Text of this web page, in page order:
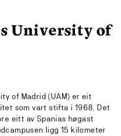
University of
of Madrid (UAM) er eit
som vart stifta i 1968. Det
eitt av Spanias høgast
ligg 15 kilometer